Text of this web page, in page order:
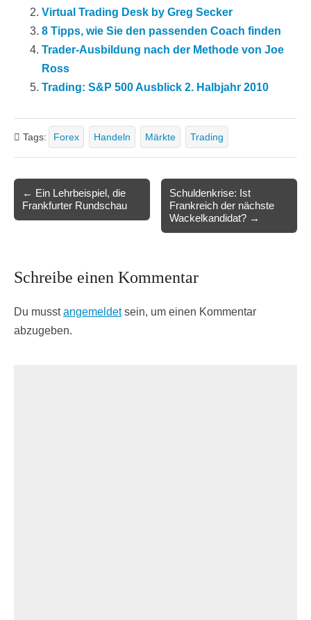
Virtual Trading Desk by Greg Secker
8 Tipps, wie Sie den passenden Coach finden
Trader-Ausbildung nach der Methode von Joe
Ross
Trading: S&P 500 Ausblick 2. Halbjahr 2010
Tags: Forex Handeln Märkte Trading
navigation
← Ein Lehrbeispiel, die
Frankfurter Rundschau
Schuldenkrise: Ist
Frankreich der nächste
Wackelkandidat? →
Schreibe einen Kommentar
Du musstangemeldetsein, um einen Kommentar
abzugeben.